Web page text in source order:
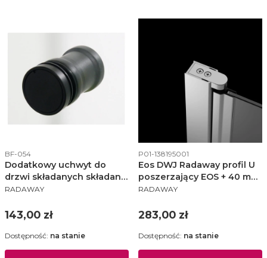
Kod produktu
BF-054
Dodatkowy uchwyt do
drzwi składanych składane
Radaway - bf-054
PRODUCENT
RADAWAY
Cena
143,00 zł
Dostępność: na stanie
Kod produktu
P01-138195001
Eos DWJ Radaway profil U
poszerzający EOS + 40 mm
- P01-138195001
PRODUCENT
RADAWAY
Cena
283,00 zł
Dostępność: na stanie